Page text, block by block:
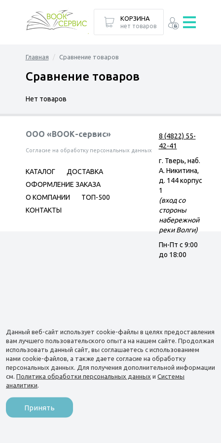
Главная Сравнение товаров
Сравнение товаров
Нет товаров
КОРЗИНА
нет товаров
ООО «ВООК-сервис»
Согласие на обработку персональных данных
КАТАЛОГ
ДОСТАВКА
ОФОРМЛЕНИЕ ЗАКАЗА
О КОМПАНИИ
ТОП-500
КОНТАКТЫ
8 (4822) 55-
42-41
г. Тверь, наб.
А. Никитина,
д. 144 корпус
1
(вход со
стороны
набережной
реки Волги)
Пн-Пт c 9:00
до 18:00
Данный веб-сайт использует cookie-файлы в целях предоставления
вам лучшего пользовательского опыта на нашем сайте. Продолжая
использовать данный сайт, вы соглашаетесь с использованием
нами cookie-файлов, а также даете согласие на обработку
персональных данных. Для получения дополнительной информации
см. Политика обработки персональных данных и Системы
аналитики
Принять